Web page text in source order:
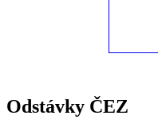
Odstávky ČEZ